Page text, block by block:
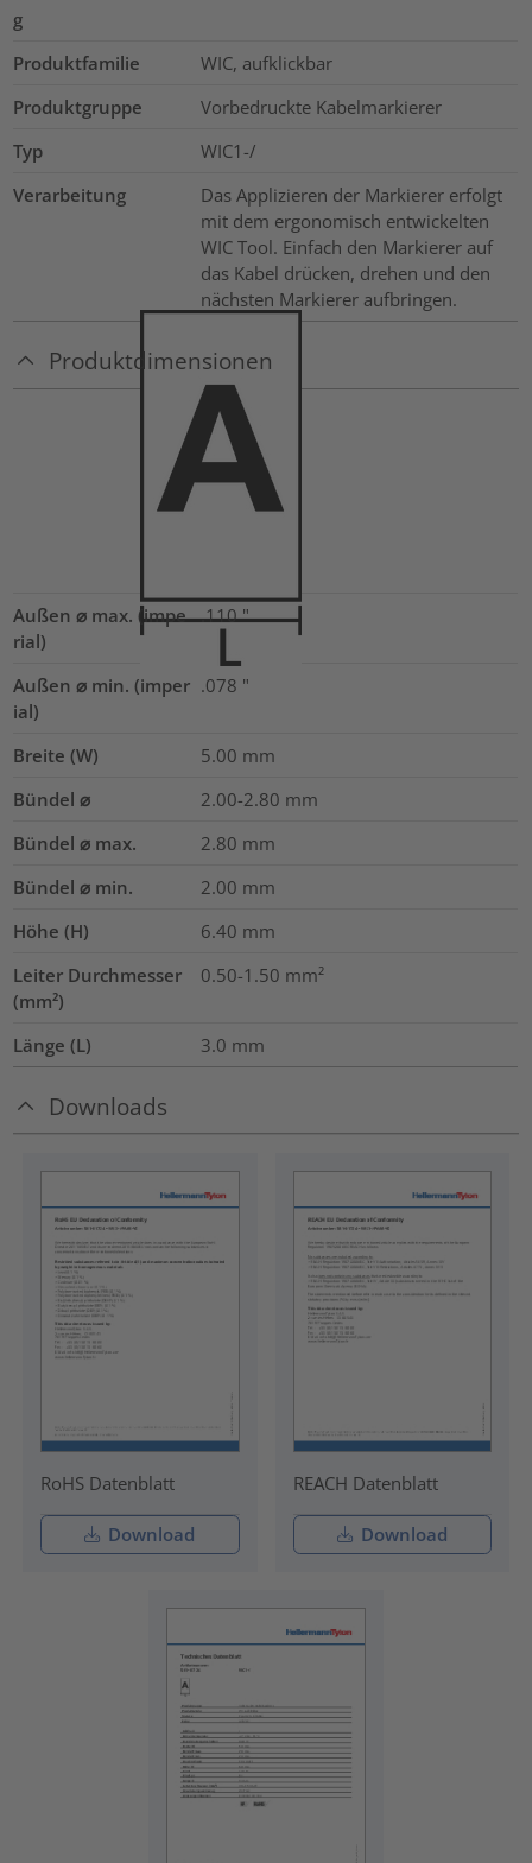
g
Produktfamilie
WIC, aufklickbar
Produktgruppe
Vorbedruckte Kabelmarkierer
Typ
WIC1-/
Verarbeitung
Das Applizieren der Markierer erfolgt
mit dem ergonomisch entwickelten
WIC Tool. Einfach den Markierer auf
das Kabel drücken, drehen und den
nächsten Markierer aufbringen.
Produktdimensionen
Außen ⌀ max. (impe
rial)
.110 "
Außen ⌀ min. (imper
ial)
.078 "
Breite (W) 5.00 mm
Bündel ⌀
2.00-2.80 mm
Bündel ⌀ max.
2.80 mm
Bündel ⌀ min.
2.00 mm
Höhe (H)
6.40 mm
Leiter Durchmesser
(mm²)
0.50-1.50 mm²
Länge (L) 3.0 mm
Downloads
RoHS Datenblatt
Download
REACH Datenblatt
Download